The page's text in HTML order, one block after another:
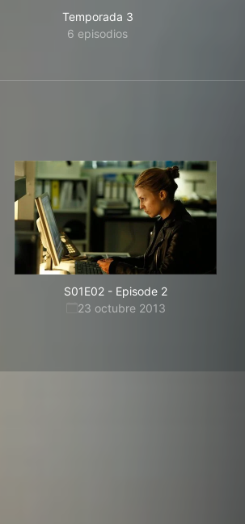
Temporada 3
6 episodios
S01E02 - Episode 2
23 octubre 2013